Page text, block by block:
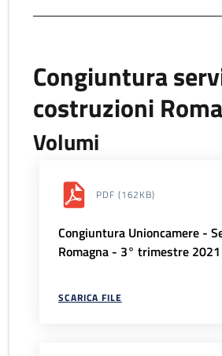
Congiuntura
costruzioni
Volumi
PDF (162KB)
Congiuntura Unioncamere -
Romagna - 3° trimestre 2021
SCARICA FILE